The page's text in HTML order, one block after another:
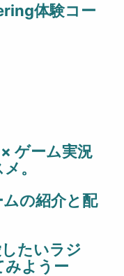
体験コー
× ゲーム実況
。
の紹介と配
したいラジ
みようー